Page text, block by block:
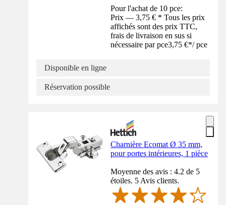
Pour l'achat de 10 pce:
Prix — 3,75 € * Tous les prix
affichés sont des prix TTC,
frais de livraison en sus si
nécessaire par pce3,75 €*/ pce
Disponible en ligne
Réservation possible
Charnière Ecomat Ø 35 mm,
pour portes intérieures, 1 pièce
Moyenne des avis : 4.2 de 5
étoiles. 5 Avis clients.